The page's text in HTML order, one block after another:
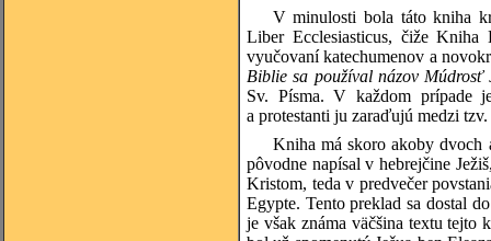
V minulosti bola táto kniha
Liber Ecclesiasticus, čiže
vyučovaní katechumenov a
Biblie sa používal názov Múdrosť
Sv. Písma. V každom prípade
a protestanti ju zaraďujú medzi
Kniha má skoro akoby dvoch
pôvodne napísal v hebrejčine
Kristom, teda v predvečer
Egypte. Tento preklad sa dostal
je však známa väčšina textu